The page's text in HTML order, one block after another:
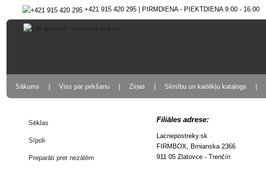
+421 915 420 295 | PIRMDIENA - PIEKTDIENA 9:00 - 16:00
Sākums Viss par pirkšanu Ziņas Slimību un kaitēkļu katalogs
Sēklas
Sīpoli
Preparāti pret nezālēm
Filiāles adrese:
Lacnepostreky.sk
FIRMBOX, Brnianska 2366
911 05Zlatovce -Trenčín